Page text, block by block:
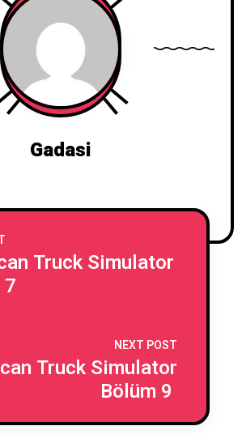
Gadasi
Truck Simulator
NEXT POST
Truck Simulator
Bölüm 9